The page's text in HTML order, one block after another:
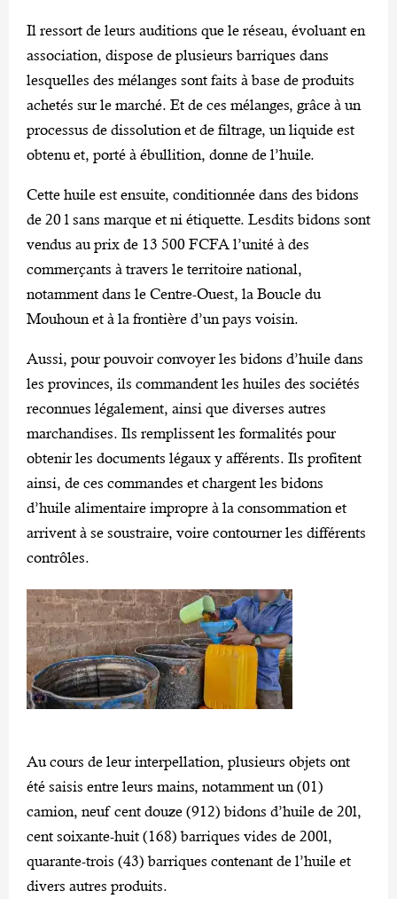
Il ressort de leurs auditions que le réseau, évoluant en
association, dispose de plusieurs barriques dans
lesquelles des mélanges sont faits à base de produits
achetés sur le marché. Et de ces mélanges, grâce à un
processus de dissolution et de filtrage, un liquide est
obtenu et, porté à ébullition, donne de l’huile.
Cette huile est ensuite, conditionnée dans des bidons
de 20 l sans marque et ni étiquette. Lesdits bidons sont
vendus au prix de 13 500 FCFA l’unité à des
commerçants à travers le territoire national,
notamment dans le Centre-Ouest, la Boucle du
Mouhoun et à la frontière d’un pays voisin.
Aussi, pour pouvoir convoyer les bidons d’huile dans
les provinces, ils commandent les huiles des sociétés
reconnues légalement, ainsi que diverses autres
marchandises. Ils remplissent les formalités pour
obtenir les documents légaux y afférents. Ils profitent
ainsi, de ces commandes et chargent les bidons
d’huile alimentaire impropre à la consommation et
arrivent à se soustraire, voire contourner les différents
contrôles.
Au cours de leur interpellation, plusieurs objets ont
été saisis entre leurs mains, notamment un (01)
camion, neuf cent douze (912) bidons d’huile de 20l,
cent soixante-huit (168) barriques vides de 200l,
quarante-trois (43) barriques contenant de l’huile et
divers autres produits.